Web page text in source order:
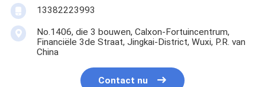
13382223993
No.1406, die 3 bouwen, Calxon-Fortuincentrum,
Financiële 3de Straat, Jingkai-District, Wuxi, P.R. van
China
Contact nu